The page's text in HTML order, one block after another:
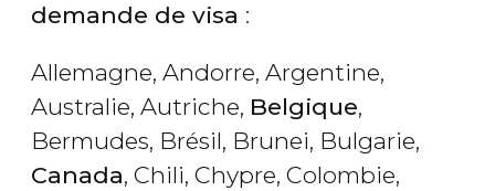
demande de visa :
Allemagne, Andorre, Argentine,
Australie, Autriche, Belgique,
Bermudes, Brésil, Brunei, Bulgarie,
Canada, Chili, Chypre, Colombie,